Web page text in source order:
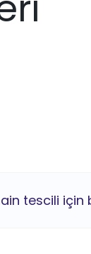
tescili için